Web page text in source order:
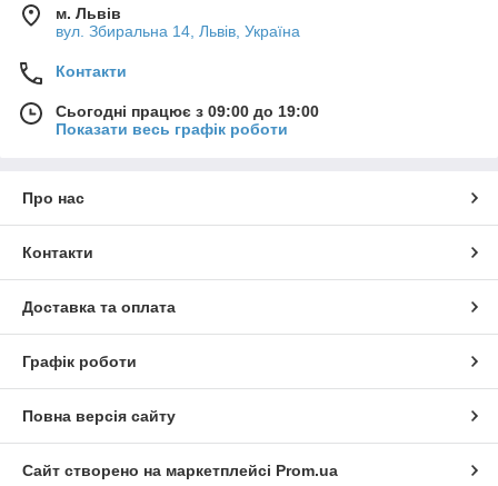
м. Львів
вул. Збиральна 14, Львів, Україна
Контакти
Сьогодні працює з 09:00 до 19:00
Показати весь графік роботи
Про нас
Контакти
Доставка та оплата
Графік роботи
Повна версія сайту
Сайт створено на маркетплейсі Prom.ua